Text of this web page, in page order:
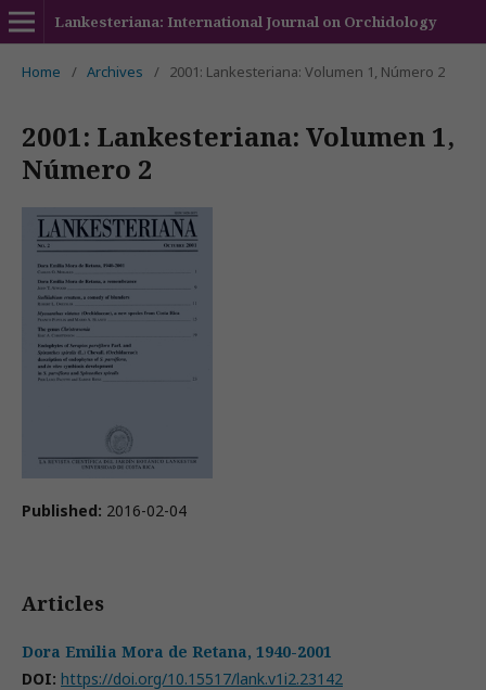
Lankesteriana: International Journal on Orchidology
Home / Archives / 2001: Lankesteriana: Volumen 1, Número 2
2001: Lankesteriana: Volumen 1,
Número 2
Published: 2016-02-04
Articles
Dora Emilia Mora de Retana, 1940-2001
DOI: https://doi.org/10.15517/lank.v1i2.23142